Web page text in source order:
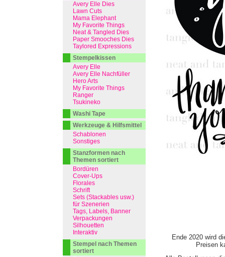
Ende 2020 wird
Preisen
Avery Elle Dies
Lawn Cuts
Mama Elephant
My Favorite Things
Neat & Tangled Dies
Paper Smooches Dies
Taylored Expressions
Stempelkissen
Avery Elle
Avery Elle Nachfüller
Hero Arts
My Favorite Things
Ranger
Tsukineko
Washi Tape
Werkzeuge & Hilfsmittel
Schablonen
Sonstiges
Stanzformen nach
Themen sortiert
Bordüren
Cover-Ups
Florales
Schrift
Sets (Stackables usw.)
für Szenerien
Tags, Labels, Banner
Verpackungen
Silhouetten
Interaktiv
Stempel nach Themen
sortiert